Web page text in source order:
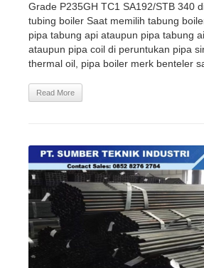
Grade P235GH TC1 SA192/STB 340
tubing boiler Saat memilih tabung
pipa tabung api ataupun pipa tabung
ataupun pipa coil di peruntukan pipa
thermal oil, pipa boiler merk benteler
Read More